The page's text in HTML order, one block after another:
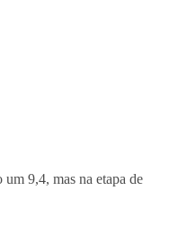
9,4, mas na etapa de